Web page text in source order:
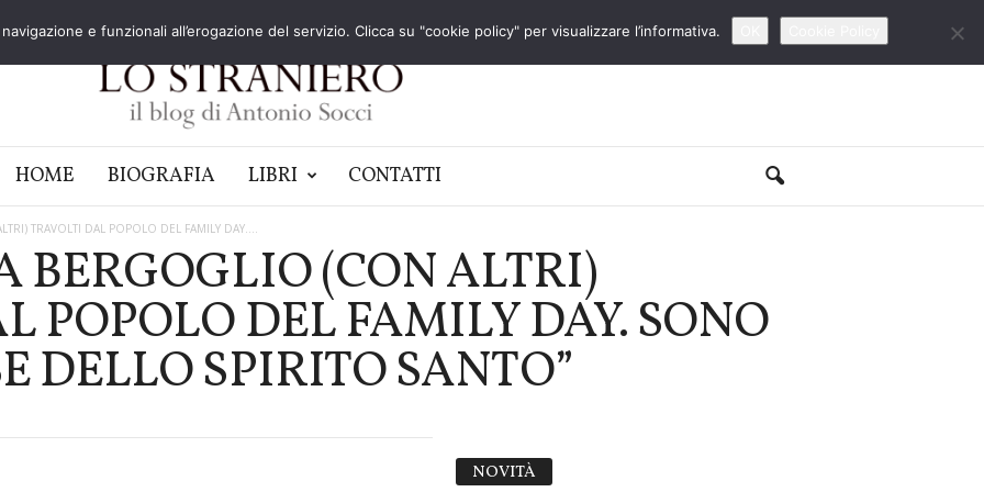
HOME BIOGRAFIA LIBRI CONTATTI
TRAVOLTI DAL POPOLO DEL FAMILY DAY....
BERGOGLIO (CON ALTRI)
POPOLO DEL FAMILY DAY. SONO
DELLO SPIRITO SANTO”
NOVITÀ
e funzionali all’erogazione del servizio. Clicca su "cookie policy" per visualizzare l’informativa.